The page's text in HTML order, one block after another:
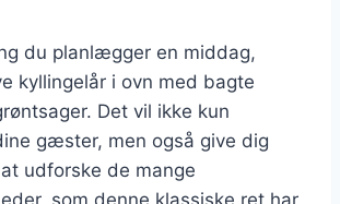
du planlægger en middag,
kyllingelår i ovn med bagte
Det vil ikke kun
gæster, men også give dig
udforske de mange
som denne klassiske ret har